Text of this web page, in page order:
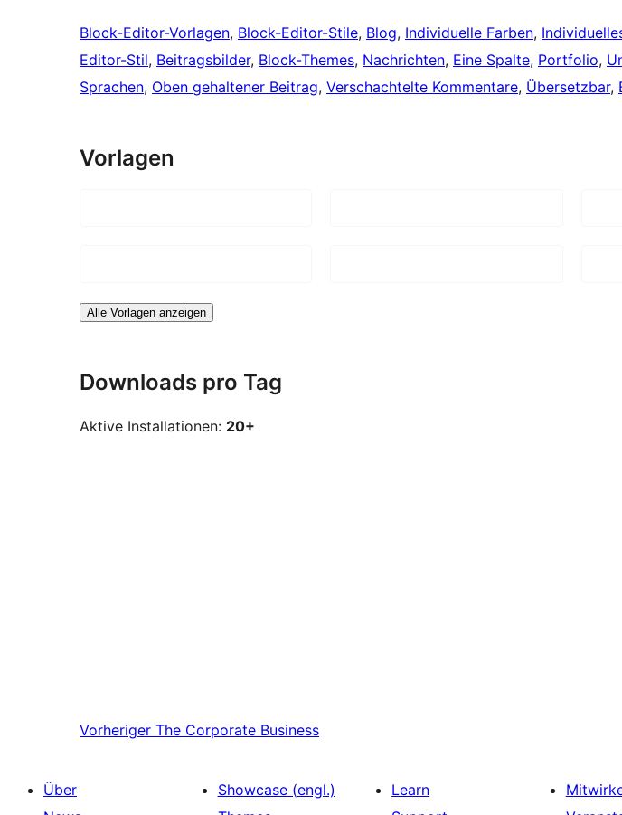
Block-Editor-Vorlagen, Block-Editor-Stile, Blog, Individuelle Farben,
Editor-Stil, Beitragsbilder, Block-Themes, Nachrichten, Eine Spalte, Portfolio,
Sprachen, Oben gehaltener Beitrag, Verschachtelte Kommentare, Übersetzbar,
Vorlagen
Alle Vorlagen anzeigen
Downloads pro Tag
Aktive Installationen: 20+
Vorheriger The Corporate Business
Über
Showcase (engl.)
Learn